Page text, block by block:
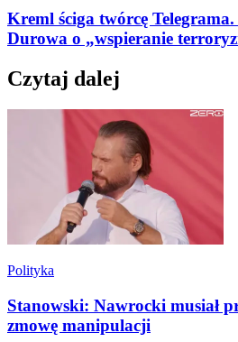
Kreml ściga twórcę
Durowa o „wspieranie
Czytaj dalej
Polityka
Stanowski: Nawrocki musiał
zmowę manipulacji